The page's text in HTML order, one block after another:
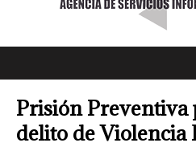
Prisión Preventiva
delito de Violencia